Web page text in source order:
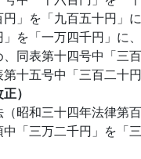
」を「九百五十円」
を「一万四千円」に
同表第十四号中「三
十五号中「三百二十
）
昭和三十四年法律第
「三万二千円」を「